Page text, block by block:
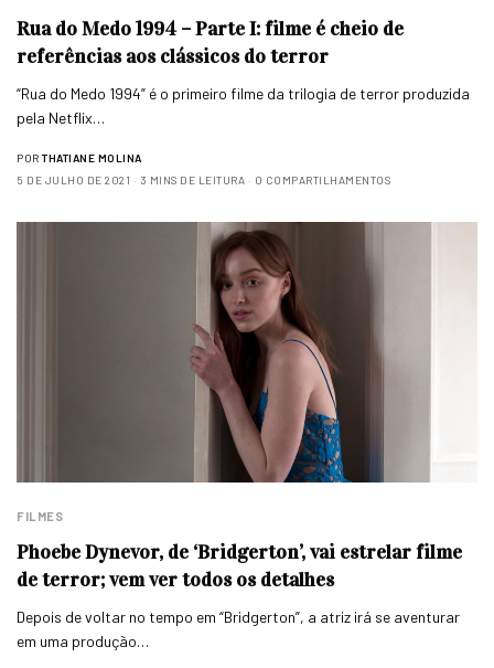
Rua do Medo 1994 – Parte I: filme é cheio de
referências aos clássicos do terror
“Rua do Medo 1994” é o primeiro filme da trilogia de terror produzida
pela Netflix…
POR THATIANE MOLINA
5 DE JULHO DE 2021
3 MINS DE LEITURA 0 COMPARTILHAMENTOS
FILMES
Phoebe Dynevor, de ‘Bridgerton’, vai estrelar filme
de terror; vem ver todos os detalhes
Depois de voltar no tempo em “Bridgerton”, a atriz irá se aventurar
em uma produção…